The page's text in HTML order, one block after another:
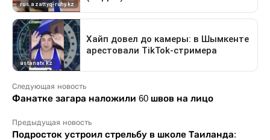
Следующая новость
Фанатке загара наложили 60 швов на лицо
Предыдущая новость
Подросток устроил стрельбу в школе Таиланда: